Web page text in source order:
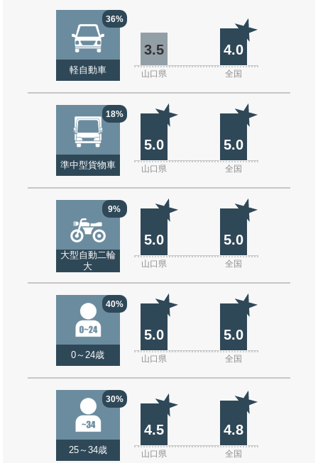
36%
軽自動車
3.5 4.0
山口県 全国
18%
準中型貨物車
5.0 5.0
山口県 全国
9%
大型自動二輪
大
5.0 5.0
山口県 全国
40%
0～24歳
5.0 5.0
山口県 全国
30%
25～34歳
4.5 4.8
山口県 全国